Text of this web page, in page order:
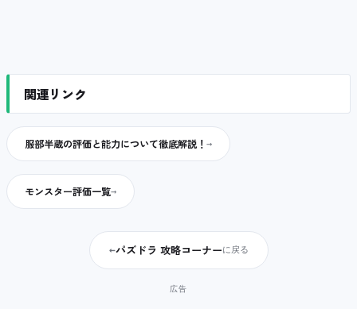
関連リンク
服部半蔵の評価と能力について徹底解説！
モンスター評価一覧
←パズドラ 攻略コーナーに戻る